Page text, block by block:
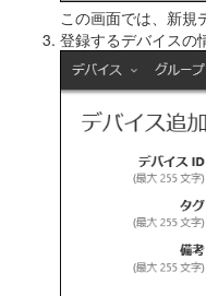
この画面では、新規
登録するデバイスの